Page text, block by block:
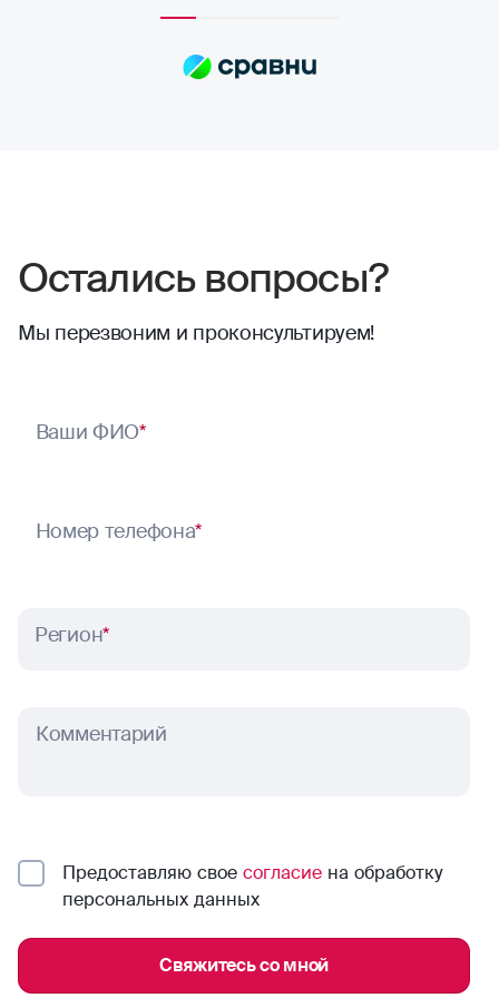
полностью устраивает расчёт страховых
договору, и их хватает на качественный
Остались вопросы?
Мы перезвоним и проконсультируем!
Ваши ФИО*
Номер телефона*
Регион*
Комментарий
Предоставляю свое согласие на обработку
персональных данных
Свяжитесь со мной